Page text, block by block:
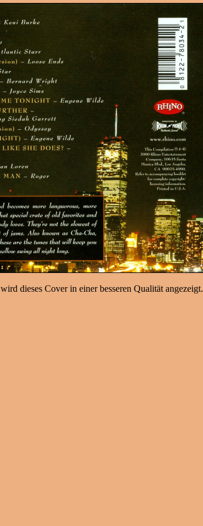
dieses Cover in einer besseren Qualität angezeigt.